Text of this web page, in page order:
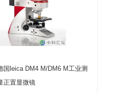
国leica DM4 M/DM6 M工业测
正置显微镜